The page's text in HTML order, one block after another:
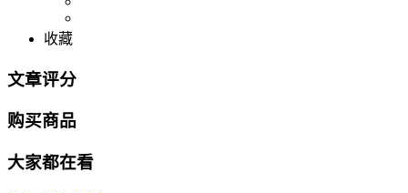
收藏
文章评分
购买商品
大家都在看